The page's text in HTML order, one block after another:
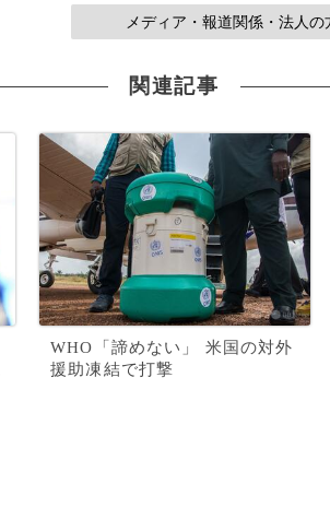
メディア・報道関係・法人
関連記事
WHO「諦めない」 米国の対外
援助凍結で打撃